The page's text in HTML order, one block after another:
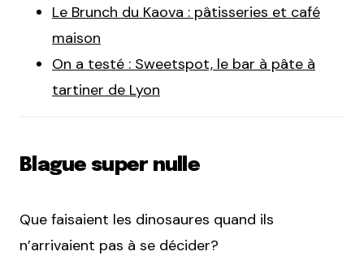
Le Brunch du Kaova : pâtisseries et café
maison
On a testé : Sweetspot, le bar à pâte à
tartiner de Lyon
Blague super nulle
Que faisaient les dinosaures quand ils
n’arrivaient pas à se décider?